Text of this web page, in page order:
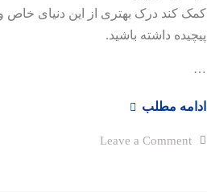
کمک کند درک بهتری از این دنیای خاص
پیچیده داشته باشید.
…
ادامه مطلبرازهای
لاکچری
Leave a Comment
on